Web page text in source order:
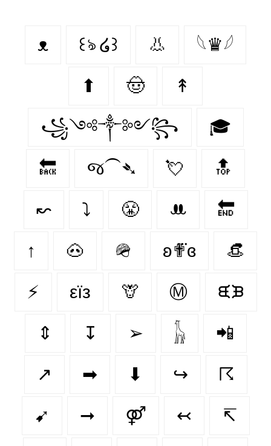
ᴥ ꒰ঌ ໒꒱ 👃 𓆩♛𓆪
⬆ 🤠 ↟
꧁༺༒༻꧂ 🎓
🔙 જ⁀➴ 💘 🔝
↜ ⤵ 😤 ꔚ 🔚
↑ 🐽 🪖 ʚ✟⃛ɞ 👒
⚡ εїз 🦒 Ⓜ ᙙᙖ
⇕ ↧ ➢ 𓃱 📲
↗️ ➡ ⬇ ↪ ☈
➹ ➞ ⚤ ↢ ↸